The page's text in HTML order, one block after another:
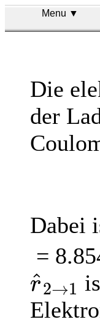
Menu ▼
Die
der
Dabei
=
^
r2→1
r^ 2→1